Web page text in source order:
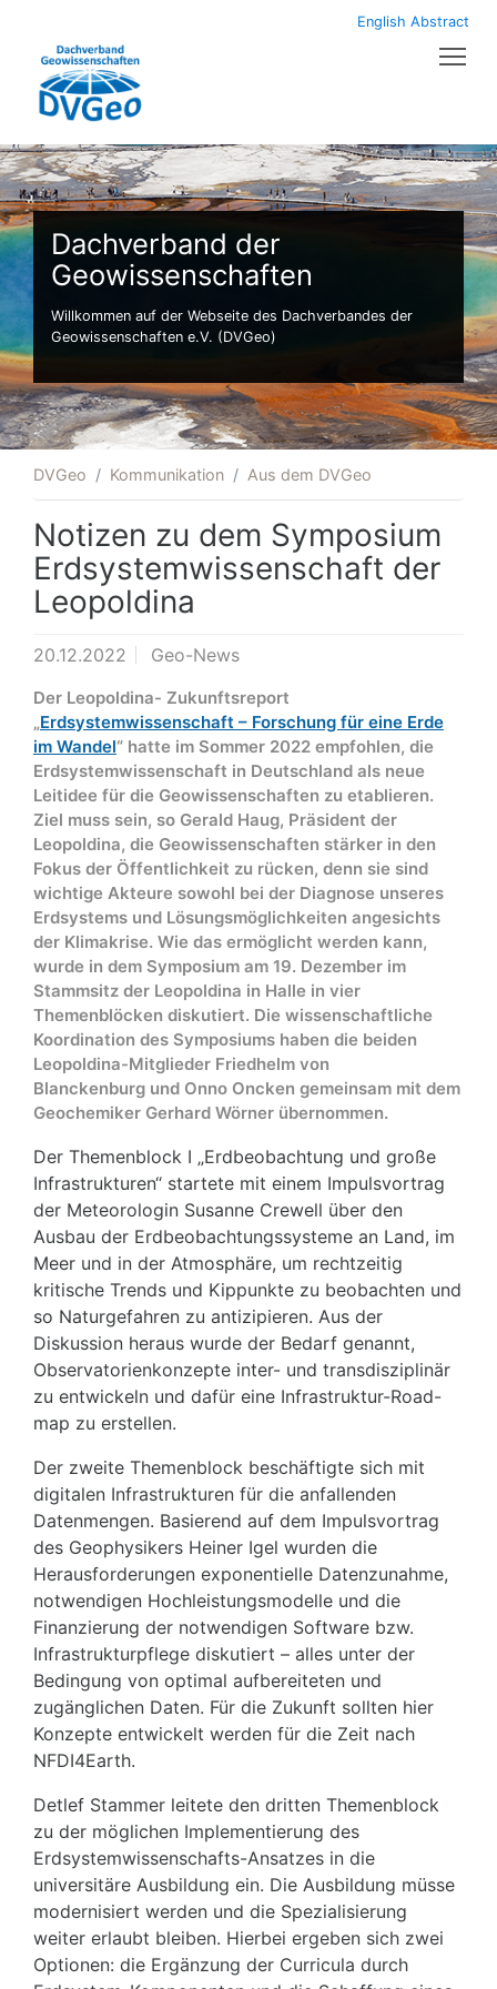
English Abstract
Dachverband der
Geowissenschaften
Willkommen auf der Webseite des Dachverbandes der
Geowissenschaften e.V. (DVGeo)
DVGeo Kommunikation Aus dem DVGeo
Notizen zu dem Symposium
Erdsystemwissenschaft der
Leopoldina
20.12.2022 Geo-News
Der Leopoldina- Zukunftsreport
„Erdsystemwissenschaft – Forschung für eine Erde
im Wandel“ hatte im Sommer 2022 empfohlen, die
Erdsystemwissenschaft in Deutschland als neue
Leitidee für die Geowissenschaften zu etablieren.
Ziel muss sein, so Gerald Haug, Präsident der
Leopoldina, die Geowissenschaften stärker in den
Fokus der Öffentlichkeit zu rücken, denn sie sind
wichtige Akteure sowohl bei der Diagnose unseres
Erdsystems und Lösungsmöglichkeiten angesichts
der Klimakrise. Wie das ermöglicht werden kann,
wurde in dem Symposium am 19. Dezember im
Stammsitz der Leopoldina in Halle in vier
Themenblöcken diskutiert. Die wissenschaftliche
Koordination des Symposiums haben die beiden
Leopoldina-Mitglieder Friedhelm von
Blanckenburg und Onno Oncken gemeinsam mit dem
Geochemiker Gerhard Wörner übernommen.
Der Themenblock I „Erdbeobachtung und große
Infrastrukturen“ startete mit einem Impulsvortrag
der Meteorologin Susanne Crewell über den
Ausbau der Erdbeobachtungssysteme an Land, im
Meer und in der Atmosphäre, um rechtzeitig
kritische Trends und Kippunkte zu beobachten und
so Naturgefahren zu antizipieren. Aus der
Diskussion heraus wurde der Bedarf genannt,
Observatorienkonzepte inter- und transdisziplinär
zu entwickeln und dafür eine Infrastruktur-Road-
map zu erstellen.
Der zweite Themenblock beschäftigte sich mit
digitalen Infrastrukturen für die anfallenden
Datenmengen. Basierend auf dem Impulsvortrag
des Geophysikers Heiner Igel wurden die
Herausforderungen exponentielle Datenzunahme,
notwendigen Hochleistungsmodelle und die
Finanzierung der notwendigen Software bzw.
Infrastrukturpflege diskutiert – alles unter der
Bedingung von optimal aufbereiteten und
zugänglichen Daten. Für die Zukunft sollten hier
Konzepte entwickelt werden für die Zeit nach
NFDI4Earth.
Detlef Stammer leitete den dritten Themenblock
zu der möglichen Implementierung des
Erdsystemwissenschafts-Ansatzes in die
universitäre Ausbildung ein. Die Ausbildung müsse
modernisiert werden und die Spezialisierung
weiter erlaubt bleiben. Hierbei ergeben sich zwei
Optionen: die Ergänzung der Curricula durch